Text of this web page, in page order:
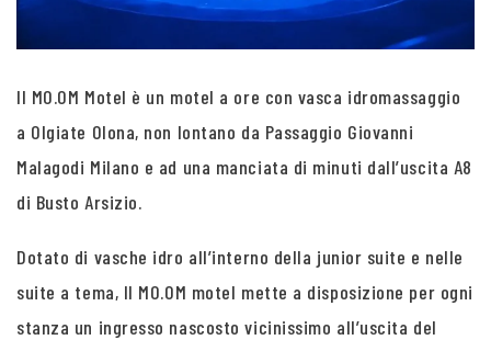
Il MO.OM Motel è un motel a ore con vasca idromassaggio
a Olgiate Olona, non lontano da Passaggio Giovanni
Malagodi Milano e ad una manciata di minuti dall’uscita A8
di Busto Arsizio.
Dotato di vasche idro all’interno della junior suite e nelle
suite a tema, Il MO.OM motel mette a disposizione per ogni
stanza un ingresso nascosto vicinissimo all’uscita del